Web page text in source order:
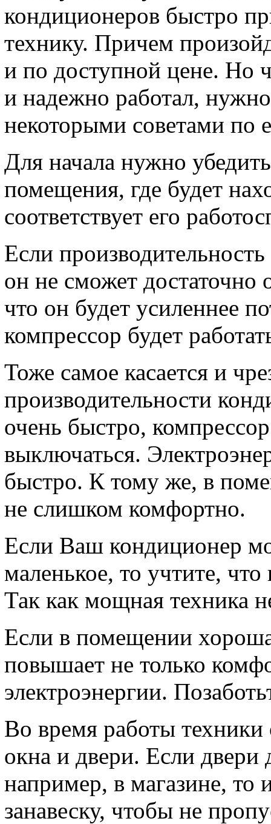
кондиционеров быстро
технику. Причем
и по доступной цене. Но
и надежно работал,
некоторыми советами по
Для начала нужно
помещения, где будет
соответствует его
Если
он не сможет достаточно
что он будет усиленнее
компрессор будет
Тоже самое касается и
производительности
очень быстро,
выключаться.
быстро. К тому же, в
не слишком комфортно.
Если Ваш кондиционер
маленькое, то учтите,
Так как мощная техника
Если в помещении
повышает не только
электроэнергии.
Во время работы техники
окна и двери. Если
например, в магазине, то
занавеску, чтобы не